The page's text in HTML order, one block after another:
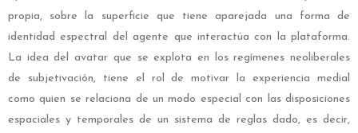
propia, sobre la superficie que tiene aparejada una forma de
identidad espectral del agente que interactúa con la plataforma.
La idea del avatar que se explota en los regímenes neoliberales
de subjetivación, tiene el rol de motivar la experiencia medial
como quien se relaciona de un modo especial con las disposiciones
espaciales y temporales de un sistema de reglas dado, es decir,